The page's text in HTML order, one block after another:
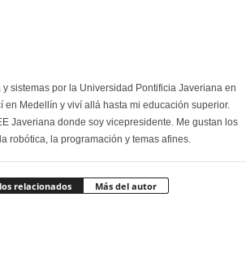
y sistemas por la Universidad Pontificia Javeriana en
en Medellín y viví allá hasta mi educación superior.
Javeriana donde soy vicepresidente. Me gustan los
robótica, la programación y temas afines.
relacionados Más del autor